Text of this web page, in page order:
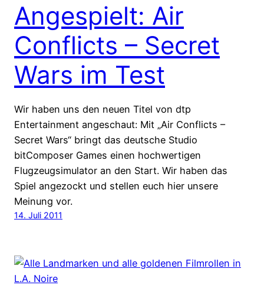
Angespielt: Air
Conflicts – Secret
Wars im Test
Wir haben uns den neuen Titel von dtp
Entertainment angeschaut: Mit „Air Conflicts –
Secret Wars“ bringt das deutsche Studio
bitComposer Games einen hochwertigen
Flugzeugsimulator an den Start. Wir haben das
Spiel angezockt und stellen euch hier unsere
Meinung vor.
14. Juli 2011